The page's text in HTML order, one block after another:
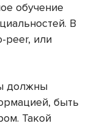
обучение
В
peer, или
должны
быть
Такой